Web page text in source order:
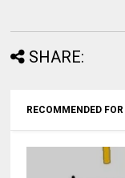
SHARE:
RECOMMENDED